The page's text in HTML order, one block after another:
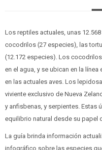
Los reptiles actuales, unas
cocodrilos (27 especies), las
(12.172 especies). Los
en el agua, y se ubican en la
en las actuales aves. Los
viviente exclusivo de Nueva
y anfisbenas, y serpientes. Estas
equilibrio natural desde su papel
La guía brinda información
infográfico sobre las especies